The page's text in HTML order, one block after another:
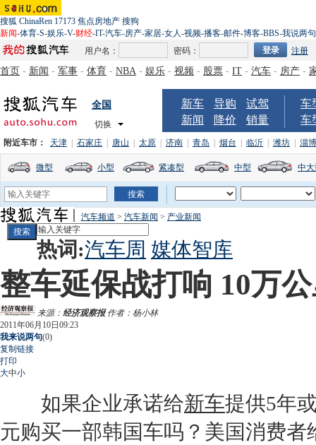
搜狐 ChinaRen 17173 焦点房地产 搜狗
新闻-体育-S-娱乐-V-财经-IT-汽车-房产-家居-女人-视频-播客-邮件-博客-BBS-我说两句
用户名：
密码： 注册
首页 - 新闻 - 军事 - 体育 - NBA - 娱乐 - 视频 - 股票 - IT - 汽车 - 房产 -
全国
切换
新车 导购
试驾
新闻
降价 销量
车
车
附近车市： 天津 石家庄 唐山 太原 济南 青岛 烟台 临沂 潍坊 淄博
微型 小型 紧凑型 中型 中
汽车频道 > 汽车新闻 > 产业新闻
热词:汽车周 媒体智库
整车延保战打响 10万
来源： 经济观察报作者：杨小林
2011年06月10日09:23
我来说两句(0)
复制链接
打印
大中小
如果企业承诺给新车提供5年
元购买一部韩国车吗？美国消费